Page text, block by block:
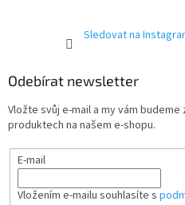
Sledovat na
Odebírat newsletter
Vložte svůj e-mail a my vám
produktech na našem e-shopu.
E-mail
Vložením e-mailu souhlasíte s